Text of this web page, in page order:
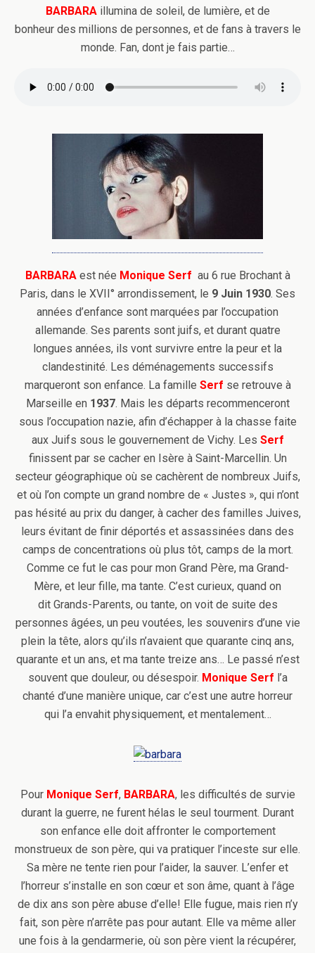
BARBARAillumina de soleil, de lumière, et de
bonheur des millions de personnes, et de fans à travers le
monde. Fan, dont je fais partie…
BARBARAest née Monique Serf au 6 rue Brochant à
Paris, dans le XVII° arrondissement, le 9 Juin 1930. Ses
années d’enfance sont marquées par l’occupation
allemande. Ses parents sont juifs, et durant quatre
longues années, ils vont survivre entre la peur et la
clandestinité. Les déménagements successifs
marqueront son enfance. La famille Serf se retrouve à
Marseille en 1937. Mais les départs recommenceront
sous l’occupation nazie, afin d’échapper à la chasse faite
aux Juifs sous le gouvernement de Vichy. Les Serf
finissent par se cacher en Isère à Saint-Marcellin. Un
secteur géographique où se cachèrent de nombreux Juifs,
et où l’on compte un grand nombre de « Justes », qui n’ont
pas hésité au prix du danger, à cacher des familles Juives,
leurs évitant de finir déportés et assassinées dans des
camps de concentrations où plus tôt, camps de la mort.
Comme ce fut le cas pour mon Grand Père, ma Grand-
Mère, et leur fille, ma tante. C’est curieux, quand on
dit Grands-Parents, ou tante, on voit de suite des
personnes âgées, un peu voutées, les souvenirs d’une vie
plein la tête, alors qu’ils n’avaient que quarante cinq ans,
quarante et un ans, et ma tante treize ans… Le passé n’est
souvent que douleur, ou désespoir. Monique Serf l’a
chanté d’une manière unique, car c’est une autre horreur
qui l’a envahit physiquement, et mentalement…
PourMonique Serf, BARBARA, les difficultés de survie
durant la guerre, ne furent hélas le seul tourment. Durant
son enfance elle doit affronter le comportement
monstrueux de son père, qui va pratiquer l’inceste sur elle.
Sa mère ne tente rien pour l’aider, la sauver. L’enfer et
l’horreur s’installe en son cœur et son âme, quant à l’âge
de dix ans son père abuse d’elle! Elle fugue, mais rien n’y
fait, son père n’arrête pas pour autant. Elle va même aller
une fois à la gendarmerie, où son père vient la récupérer,